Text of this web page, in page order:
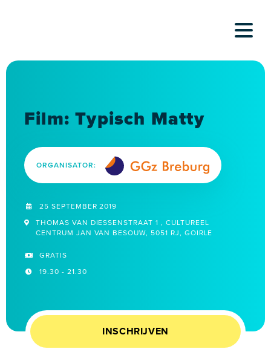
Film: Typisch Matty
ORGANISATOR:
25 SEPTEMBER 2019
THOMAS VAN DIESSENSTRAAT 1 , CULTUREEL
CENTRUM JAN VAN BESOUW, 5051 RJ, GOIRLE
GRATIS
19.30 - 21.30
INSCHRIJVEN